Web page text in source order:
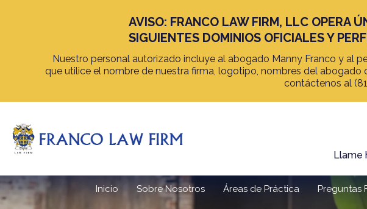
AVISO: FRANCO LAW FIRM, LLC OPERA
SIGUIENTES DOMINIOS OFICIALES Y
Nuestro personal autorizado incluye al abogado Manny Franco y al
que utilice el nombre de nuestra firma, logotipo, nombres del abogado
contáctenos al
Llame
Inicio Sobre Nosotros Áreas de Práctica Preguntas